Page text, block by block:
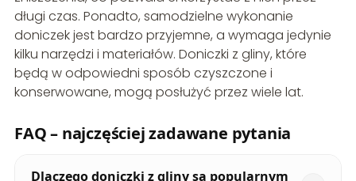
długi czas. Ponadto, samodzielne wykonanie
doniczek jest bardzo przyjemne, a wymaga jedynie
kilku narzędzi i materiałów. Doniczki z gliny, które
będą w odpowiedni sposób czyszczone i
konserwowane, mogą posłużyć przez wiele lat.
FAQ – najczęściej zadawane pytania
Dlaczego doniczki z gliny są popularnym